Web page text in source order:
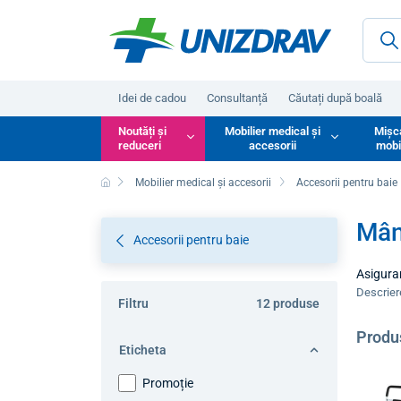
Idei de cadou Consultanță Căutați după boală
Noutăți și
reduceri
Mobilier medical și
accesorii
Mobilier medical și accesorii Accesorii pentru baie
Accesorii pentru baie
Filtru 12 produse
Eticheta
Promoție
redusă.